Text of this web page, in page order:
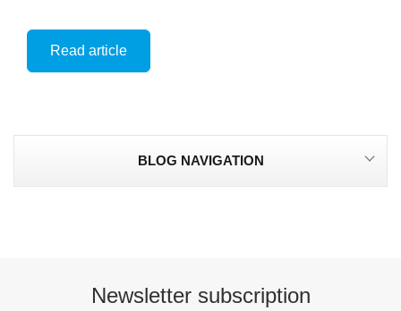
Read article
BLOG NAVIGATION
Newsletter subscription